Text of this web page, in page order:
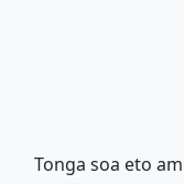
Tonga soa eto